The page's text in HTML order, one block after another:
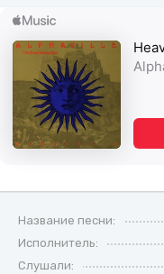
Название песни:
Исполнитель:
Слушали: